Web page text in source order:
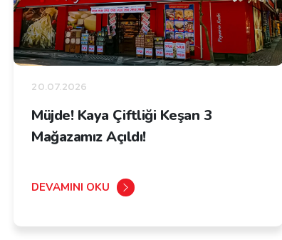
20.07.2026
Müjde! Kaya Çiftliği Keşan 3
Mağazamız Açıldı!
DEVAMINI OKU